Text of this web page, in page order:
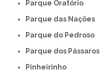
Parque Oratório
Parque das Nações
Parque do Pedroso
Parque dos Pássaros
Pinheirinho